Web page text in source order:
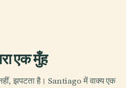
एक मुँह
झपटता है। Santiago में वाक्य एक